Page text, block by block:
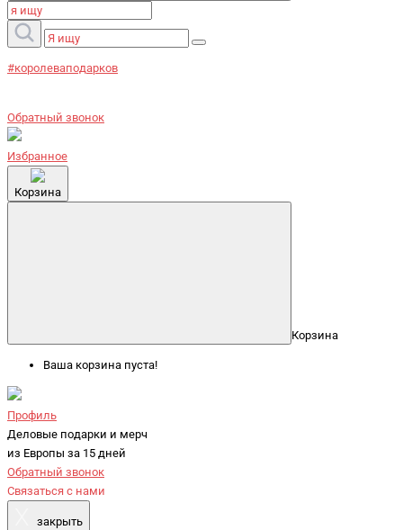
#королеваподарков
Обратный звонок
Избранное
Корзина
Корзина
Ваша корзина пуста!
Профиль
Деловые подарки и мерч
из Европы за 15 дней
Обратный звонок
Связаться с нами
закрыть